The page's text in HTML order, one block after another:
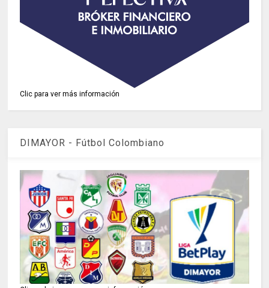
Clic para ver más información
DIMAYOR - Fútbol Colombiano